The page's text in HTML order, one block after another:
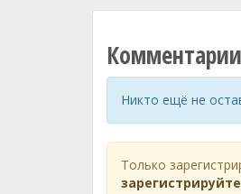
Никто ещё не
Только